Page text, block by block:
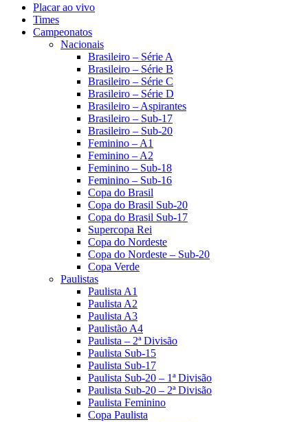
Placar ao vivo
Times
Campeonatos
Nacionais
Brasileiro – Série A
Brasileiro – Série B
Brasileiro – Série C
Brasileiro – Série D
Brasileiro – Aspirantes
Brasileiro – Sub-17
Brasileiro – Sub-20
Feminino – A1
Feminino – A2
Feminino – Sub-18
Feminino – Sub-16
Copa do Brasil
Copa do Brasil Sub-20
Copa do Brasil Sub-17
Supercopa Rei
Copa do Nordeste
Copa do Nordeste – Sub-20
Copa Verde
Paulistas
Paulista A1
Paulista A2
Paulista A3
Paulistão A4
Paulista – 2ª Divisão
Paulista Sub-15
Paulista Sub-17
Paulista Sub-20 – 1ª Divisão
Paulista Sub-20 – 2ª Divisão
Paulista Feminino
Copa Paulista